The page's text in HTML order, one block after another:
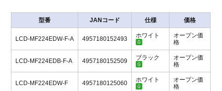
型番 JANコード 仕様 価格
LCD-MF224EDW-F-A 4957180152493 ホワイト
オープン価
格
LCD-MF224EDB-F-A 4957180152509 ブラック
オープン価
格
LCD-MF224EDW-F 4957180125060 ホワイト
オープン価
格